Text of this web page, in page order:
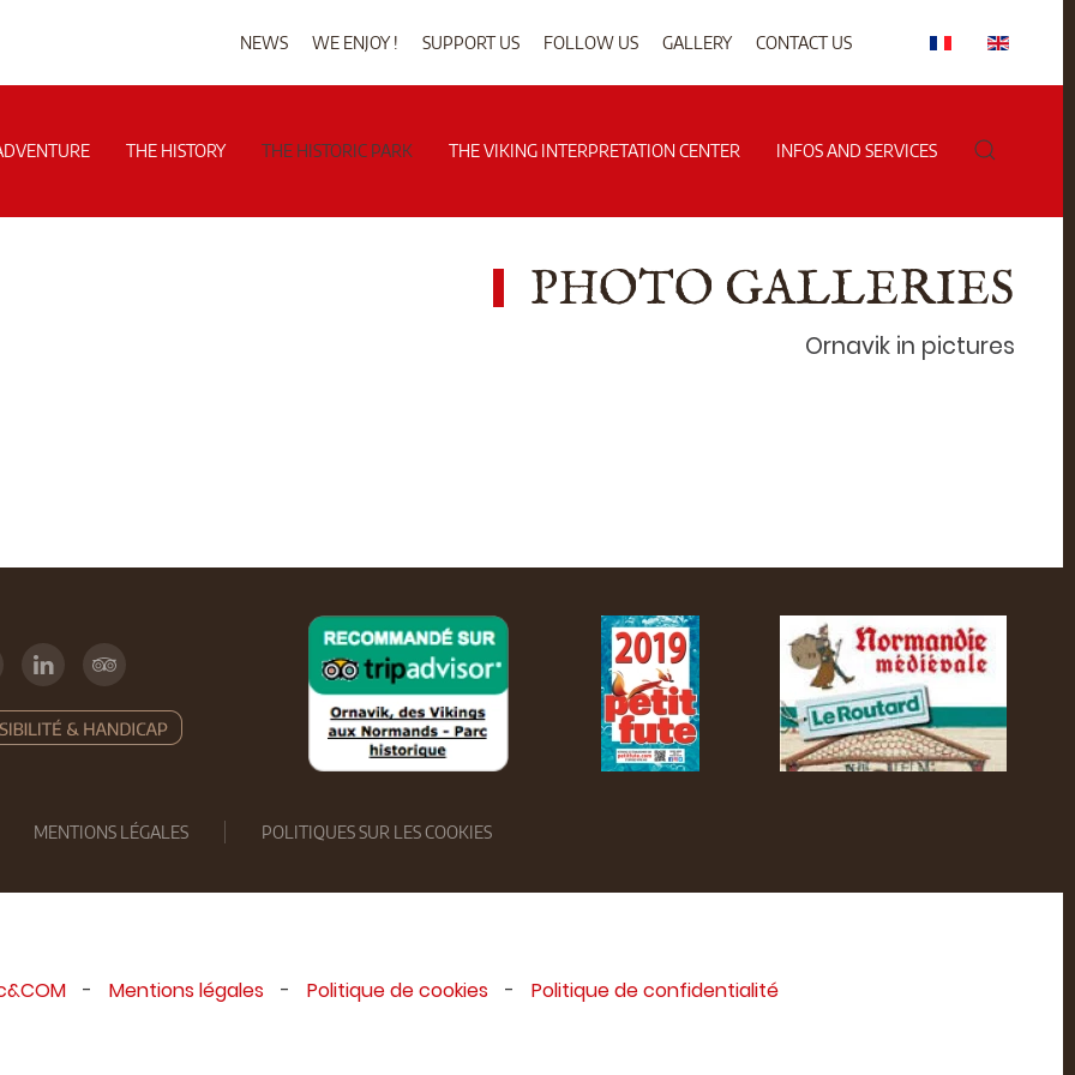
NEWS WE ENJOY ! SUPPORT US FOLLOW US GALLERY CONTACT US
THE HISTORY THE HISTORIC PARK THE VIKING INTERPRETATION CENTER INFOS AND SERVICES
PHOTO GALLERIES
Ornavik in pictures
MENTIONS LÉGALES POLITIQUES SUR LES COOKIES
- Mentions légales - Politique de cookies - Politique de confidentialité